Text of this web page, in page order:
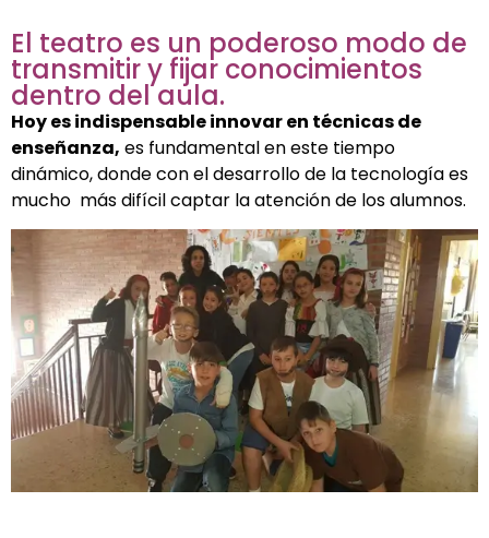
El teatro es un poderoso modo de
transmitir y fijar conocimientos
dentro del aula.
Hoy es indispensable innovar en técnicas de
enseñanza, es fundamental en este tiempo
dinámico, donde con el desarrollo de la tecnología es
mucho más difícil captar la atención de los alumnos.